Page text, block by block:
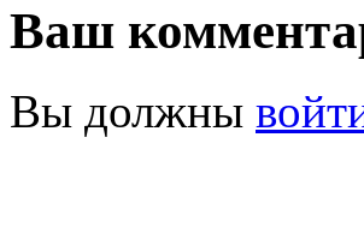
Ваш
Вы должны